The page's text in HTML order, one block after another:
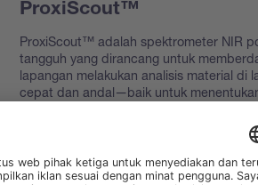
ProxiScout™
ProxiScout™ adalah spektrometer NIR
tangguh yang dirancang untuk
lapangan melakukan analisis material di
cepat dan andal—baik untuk
mentah maupun untuk memverifikasi
langsung. Dirancang untuk kemudahan
integrasi yang mulus ke dalam alur
melalui aplikasi seluler, bahkan saat
wawasan sekelas laboratorium di mana